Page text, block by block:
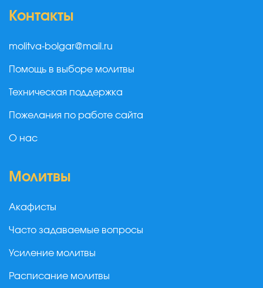
Контакты
molitva-bolgar@mail.ru
Помощь в выборе молитвы
Техническая поддержка
Пожелания по работе сайта
О нас
Молитвы
Акафисты
Часто задаваемые вопросы
Усиление молитвы
Расписание молитвы